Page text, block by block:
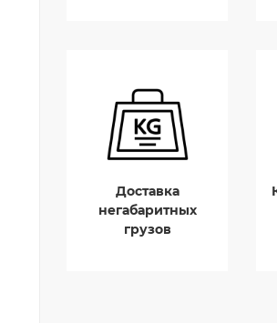
Доставка
негабаритных
грузов